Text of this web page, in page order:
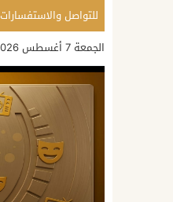
للتواصل والاستفسارات
الجمعة 7 أغسطس 2026 - 17:19 مساءً